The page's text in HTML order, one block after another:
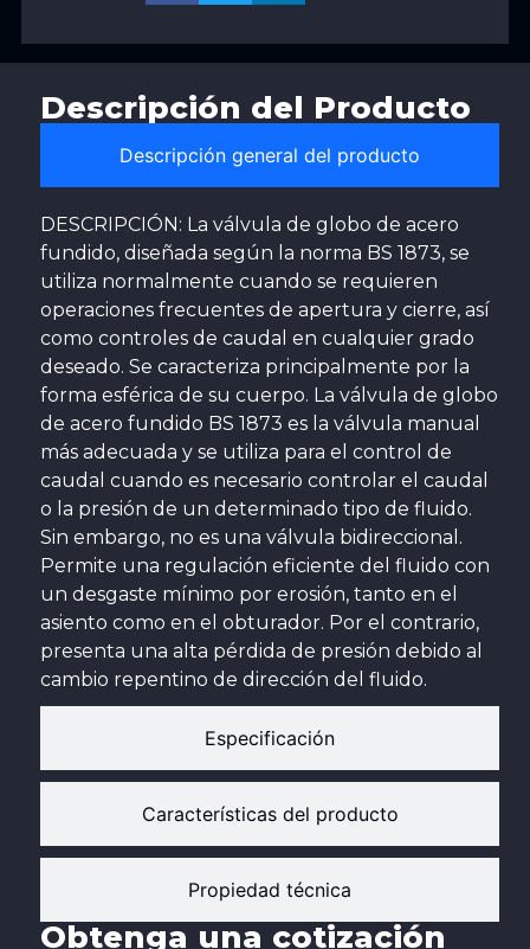
Descripción del Producto
Descripción general del producto
Especificación
Características del producto
Propiedad técnica
DESCRIPCIÓN: La válvula de globo de acero
fundido, diseñada según la norma BS 1873, se
utiliza normalmente cuando se requieren
operaciones frecuentes de apertura y cierre, así
como controles de caudal en cualquier grado
deseado. Se caracteriza principalmente por la
forma esférica de su cuerpo. La válvula de globo
de acero fundido BS 1873 es la válvula manual
más adecuada y se utiliza para el control de
caudal cuando es necesario controlar el caudal
o la presión de un determinado tipo de fluido.
Sin embargo, no es una válvula bidireccional.
Permite una regulación eficiente del fluido con
un desgaste mínimo por erosión, tanto en el
asiento como en el obturador. Por el contrario,
presenta una alta pérdida de presión debido al
cambio repentino de dirección del fluido.
Obtenga una cotización